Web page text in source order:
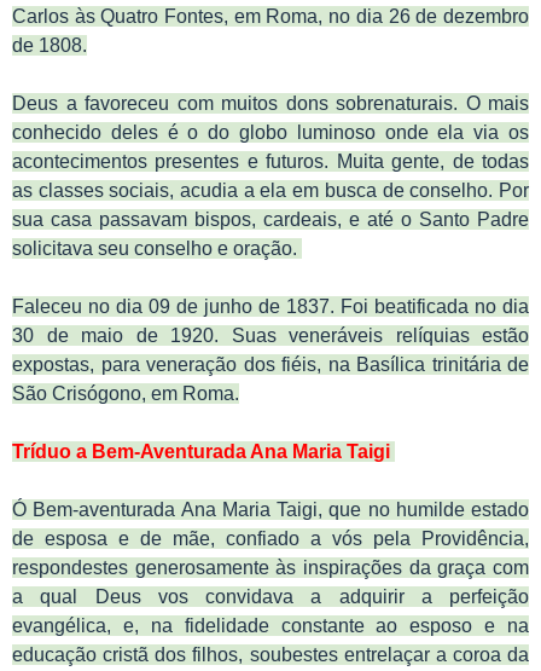
Carlos às Quatro Fontes, em Roma, no dia 26 de dezembro
de 1808.
Deus a favoreceu com muitos dons sobrenaturais. O mais
conhecido deles é o do globo luminoso onde ela via os
acontecimentos presentes e futuros. Muita gente, de todas
as classes sociais, acudia a ela em busca de conselho. Por
sua casa passavam bispos, cardeais, e até o Santo Padre
solicitava seu conselho e oração.
Faleceu no dia 09 de junho de 1837. Foi beatificada no dia
30 de maio de 1920. Suas veneráveis relíquias estão
expostas, para veneração dos fiéis, na Basílica trinitária de
São Crisógono, em Roma.
Tríduo a Bem-Aventurada Ana Maria Taigi
Ó Bem-aventurada Ana Maria Taigi, que no humilde estado
de esposa e de mãe, confiado a vós pela Providência,
respondestes generosamente às inspirações da graça com
a qual Deus vos convidava a adquirir a perfeição
evangélica, e, na fidelidade constante ao esposo e na
educação cristã dos filhos, soubestes entrelaçar a coroa da